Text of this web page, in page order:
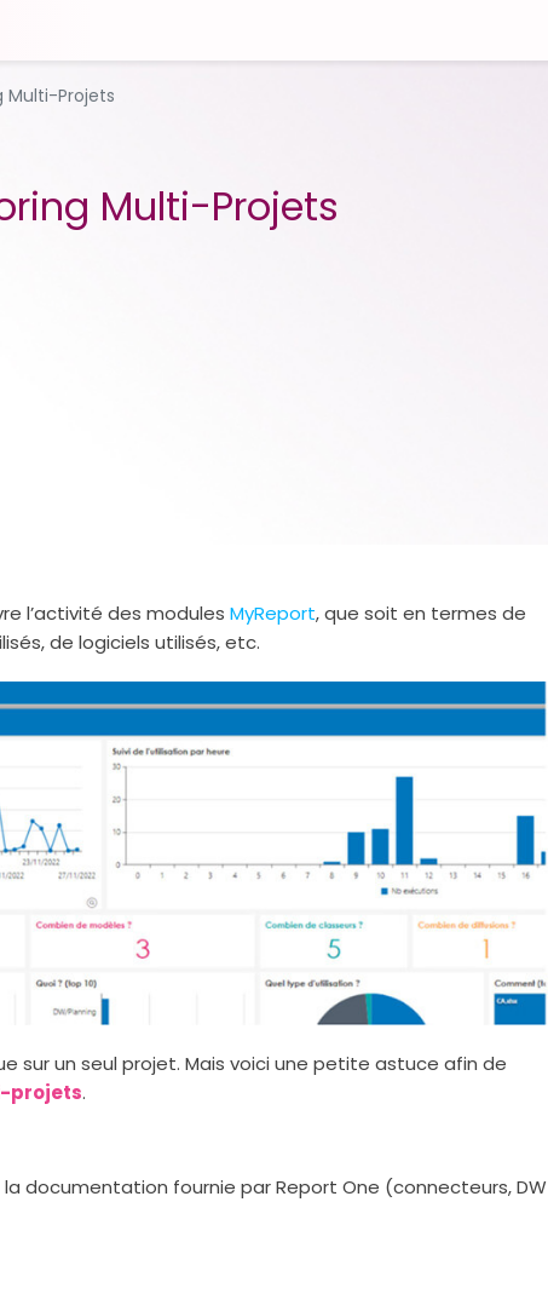
Multi-Projets
Multi-Projets
l’activité des modules MyReport, que soit en termes de
de logiciels utilisés, etc.
sur un seul projet. Mais voici une petite astuce afin de
projets.
documentation fournie par Report One (connecteurs, DW